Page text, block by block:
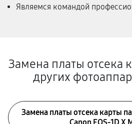
Являемся командой
Замена платы отсека
других
Замена платы отсека карты